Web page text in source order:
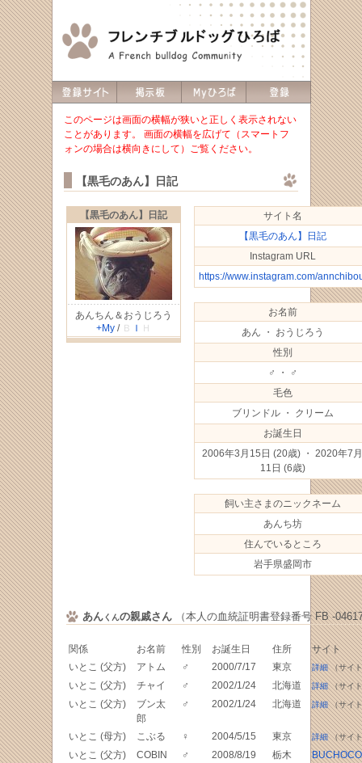
このページは画面の横幅が狭いと正しく表示されない
ことがあります。 画面の横幅を広げて（スマートフ
ォンの場合は横向きにして）ご覧ください。
【黒毛のあん】日記
【黒毛のあん】日記
あんちん＆おうじろう
+My/ Ｂ Ｉ Ｈ
サイト名
【黒毛のあん】日記
Instagram URL
https://www.instagram.com/
お名前
あん ・ おうじろう
性別
♂ ・ ♂
毛色
ブリンドル ・ クリーム
お誕生日
2006年3月15日 (20歳) ・ 2020年7月
11日 (6歳)
飼い主さまのニックネーム
あんち坊
住んでいるところ
岩手県盛岡市
あんくんの親戚さん（本人の血統証明書登録番号 FB -
関係 お名前 性別 お誕生日 住所
サイト
いとこ (父方)
アトム ♂ 2000/7/17 東京 詳細（サイ
いとこ (父方) チャイ ♂ 2002/1/24 北海道 詳細（サイ
いとこ (父方)
ブン太
郎
♂ 2002/1/24 北海道 詳細（サイ
いとこ (母方) こぶる ♀ 2004/5/15 東京 詳細（サイ
いとこ (父方) COBIN ♂ 2008/8/19 栃木